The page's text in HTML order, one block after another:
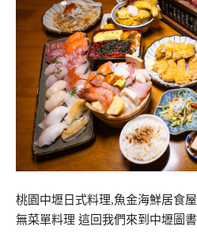
桃園中壢日式料理,魚金海鮮居食
無菜單料理 這回我們來到中壢圖